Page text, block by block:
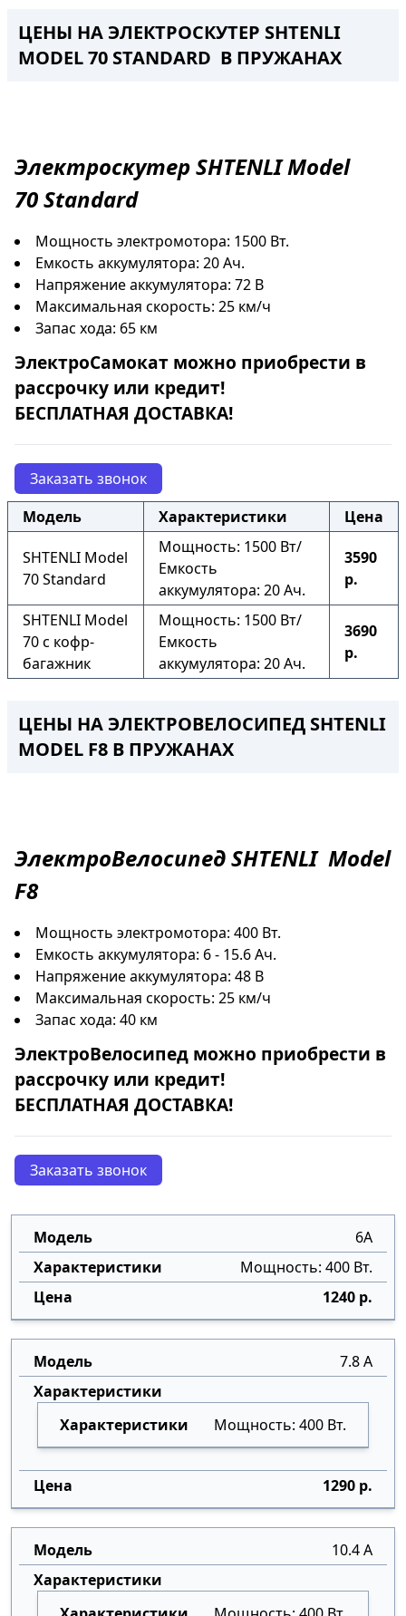
ЦЕНЫ НА ЭЛЕКТРОСКУТЕР SHTENLI
MODEL 70 STANDARD В ПРУЖАНАХ
ЭлектроскутерSHTENLI Model
70Standard
Мощность электромотора: 1500 Вт.
Емкость аккумулятора: 20 Ач.
Напряжение аккумулятора: 72 В
Максимальная скорость: 25 км/ч
Запас хода: 65 км
ЭлектроСамокат можно приобрести в
рассрочку или кредит!
БЕСПЛАТНАЯ ДОСТАВКА!
Заказать звонок
Модель
Характеристики Цена
SHTENLI Model
70 Standard
Мощность: 1500 Вт/
Емкость
аккумулятора: 20 Ач.
3590
р.
SHTENLI Model
70 с кофр-
багажник
Мощность: 1500 Вт/
Емкость
аккумулятора: 20 Ач.
3690
р.
ЦЕНЫ НА ЭЛЕКТРОВЕЛОСИПЕД SHTENLI
MODEL F8 В ПРУЖАНАХ
ЭлектроВелосипедSHTENLI Model
F8
Мощность электромотора: 400 Вт.
Емкость аккумулятора: 6 - 15.6 Ач.
Напряжение аккумулятора: 48 В
Максимальная скорость: 25 км/ч
Запас хода: 40 км
ЭлектроВелосипед можно приобрести в
рассрочку или кредит!
БЕСПЛАТНАЯ ДОСТАВКА!
Заказать звонок
6А
Мощность: 400 Вт.
1240 р.
7.8 А
Мощность: 400 Вт.
1290 р.
10.4 А